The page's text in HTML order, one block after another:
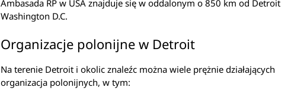
Ambasada RP w USA znajduje się w oddalonym o 850 km od Detroit
Washington D.C.
Organizacje polonijne w Detroit
Na terenie Detroit i okolic znaleźc można wiele prężnie działających
organizacja polonijnych, w tym: